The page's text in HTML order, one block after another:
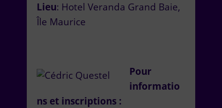
Lieu: Hotel Veranda Grand Baie,
Île Maurice
Pour
informatio
ns et inscriptions :